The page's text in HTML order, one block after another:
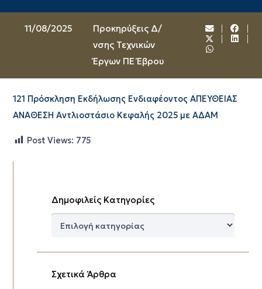
11/08/2025
Προκηρύξεις Δ/
νσης Τεχνικών
Έργων ΠΕ Έβρου
121 Πρόσκληση Εκδήλωσης Ενδιαφέοντος ΑΠΕΥΘΕΙΑΣ
ΑΝΑΘΕΣΗ Αντλιοστάσιο Κεφαλής 2025 με ΑΔΑΜ
Post Views: 775
Δημοφιλείς Κατηγορίες
Δημοφιλείς
Σχετικά Άρθρα